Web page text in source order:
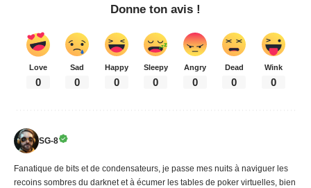
Donne ton avis !
Love
0
Sad
0
Happy
0
Sleepy
0
Angry
0
Dead
0
Wink
0
SG-8
Fanatique de bits et de condensateurs, je passe mes nuits à naviguer les
recoins sombres du darknet et à écumer les tables de poker virtuelles, bien